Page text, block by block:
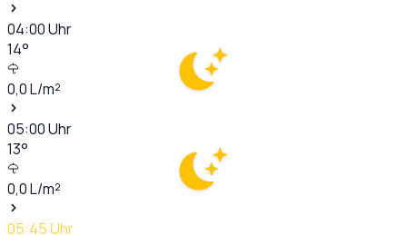
04:00Uhr
14°
0,0L/m²
05:00Uhr
13°
0,0L/m²
05:45Uhr